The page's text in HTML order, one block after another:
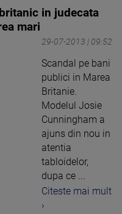
in judecata
mari
29-07-2013 | 09:52
Scandal pe bani
publici in Marea
Britanie.
Modelul Josie
Cunningham a
ajuns din nou in
atentia
tabloidelor,
dupa ce ...
Citeste mai mult
›